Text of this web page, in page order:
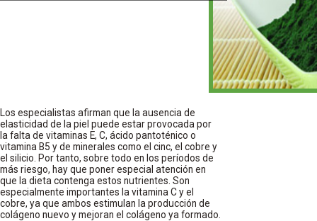
Los especialistas afirman que la ausencia de
elasticidad de la piel puede estar provocada por
la falta de vitaminas E, C, ácido pantoténico o
vitamina B5 y de minerales como el cinc, el cobre y
el silicio. Por tanto, sobre todo en los períodos de
más riesgo, hay que poner especial atención en
que la dieta contenga estos nutrientes. Son
especialmente importantes la vitamina C y el
cobre, ya que ambos estimulan la producción de
colágeno nuevo y mejoran el colágeno ya formado.